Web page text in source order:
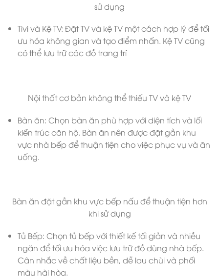
sử dụng
Tivi và Kệ TV: Đặt TV và kệ TV một cách hợp lý để tối
ưu hóa không gian và tạo điểm nhấn. Kệ TV cũng
có thể lưu trữ các đồ trang trí
Nội thất cơ bản không thể thiếu TV và kệ TV
Bàn ăn: Chọn bàn ăn phù hợp với diện tích và lối
kiến trúc căn hộ. Bàn ăn nên được đặt gần khu
vực nhà bếp để thuận tiện cho việc phục vụ và ăn
uống.
Bàn ăn đặt gần khu vực bếp nấu để thuận tiện hơn
khi sử dụng
Tủ Bếp: Chọn tủ bếp với thiết kế tối giản và nhiều
ngăn để tối ưu hóa việc lưu trữ đồ dùng nhà bếp.
Cân nhắc về chất liệu bền, dễ lau chùi và phối
màu hài hòa.